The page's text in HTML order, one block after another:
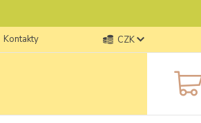
Kontakty CZK